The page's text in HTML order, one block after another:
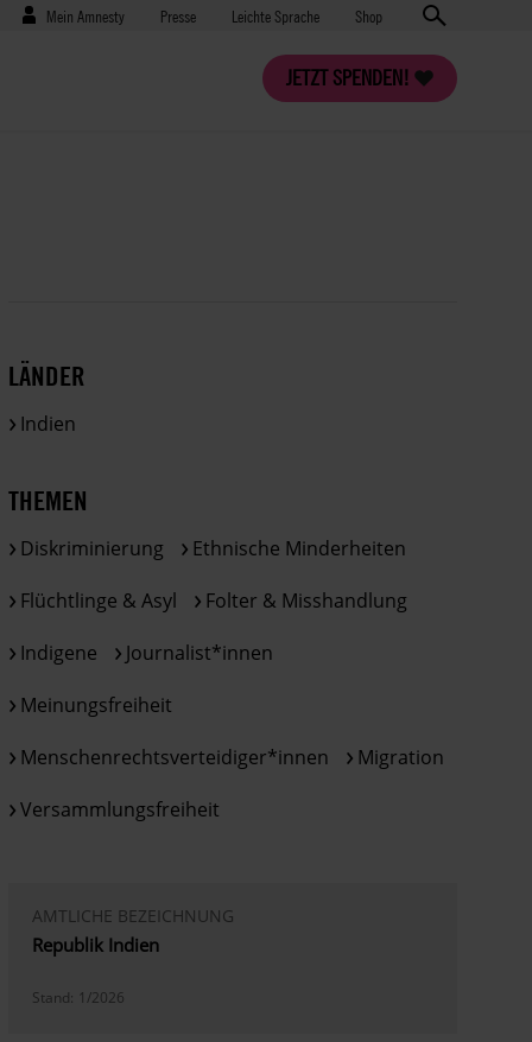
Benutzermenü
Mein Amnesty Presse
Presse Leichte Sprache Shop
JETZT SPENDEN!
LÄNDER
Indien
THEMEN
Diskriminierung
Ethnische Minderheiten
Flüchtlinge & Asyl
Folter & Misshandlung
Indigene
Journalist*innen
Meinungsfreiheit
Menschenrechtsverteidiger*innen
Migration
Versammlungsfreiheit
AMTLICHE BEZEICHNUNG
Republik Indien
Stand: 1/2026